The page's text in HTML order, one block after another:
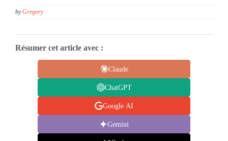
byGregory
Résumer cet article avec :
Claude
ChatGPT
Google AI
Gemini